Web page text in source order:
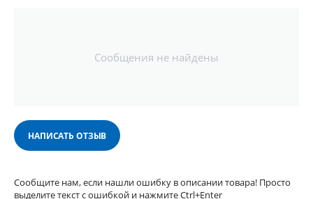
Сообщения не найдены
НАПИСАТЬ ОТЗЫВ
Сообщите нам, если нашли ошибку в описании товара! Просто
выделите текст с ошибкой и нажмите Ctrl+Enter